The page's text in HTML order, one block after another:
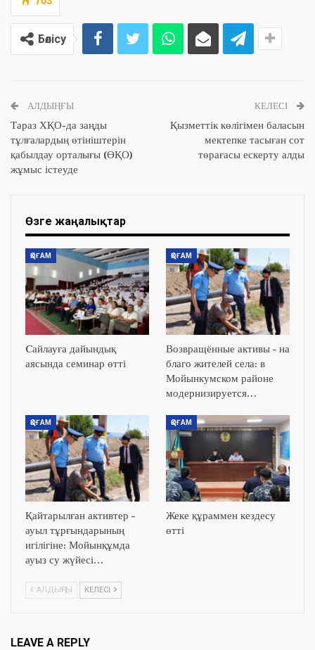
Бөлісу
АЛДЫҢҒЫ
Тараз ХҚО-да заңды
тұлғалардың өтініштерін
қабылдау орталығы (ӨҚО)
жұмыс істеуде
КЕЛЕСІ
Қызметтік көлігімен баласын
мектепке тасыған сот
төрағасы ескерту алды
Өзге жаңалықтар
ҚОҒАМ
Cайлауға дайындық
аясында семинар өтті
ҚОҒАМ
Возвращённые активы – на
благо жителей села: в
Мойынкумском районе
модернизируется…
ҚОҒАМ
Қайтарылған активтер –
ауыл тұрғындарының
игілігіне: Мойынқұмда
ауыз су жүйесі…
ҚОҒАМ
Жеке құраммен кездесу
өтті
АЛДЫҢҒЫ КЕЛЕСІ
LEAVE A REPLY